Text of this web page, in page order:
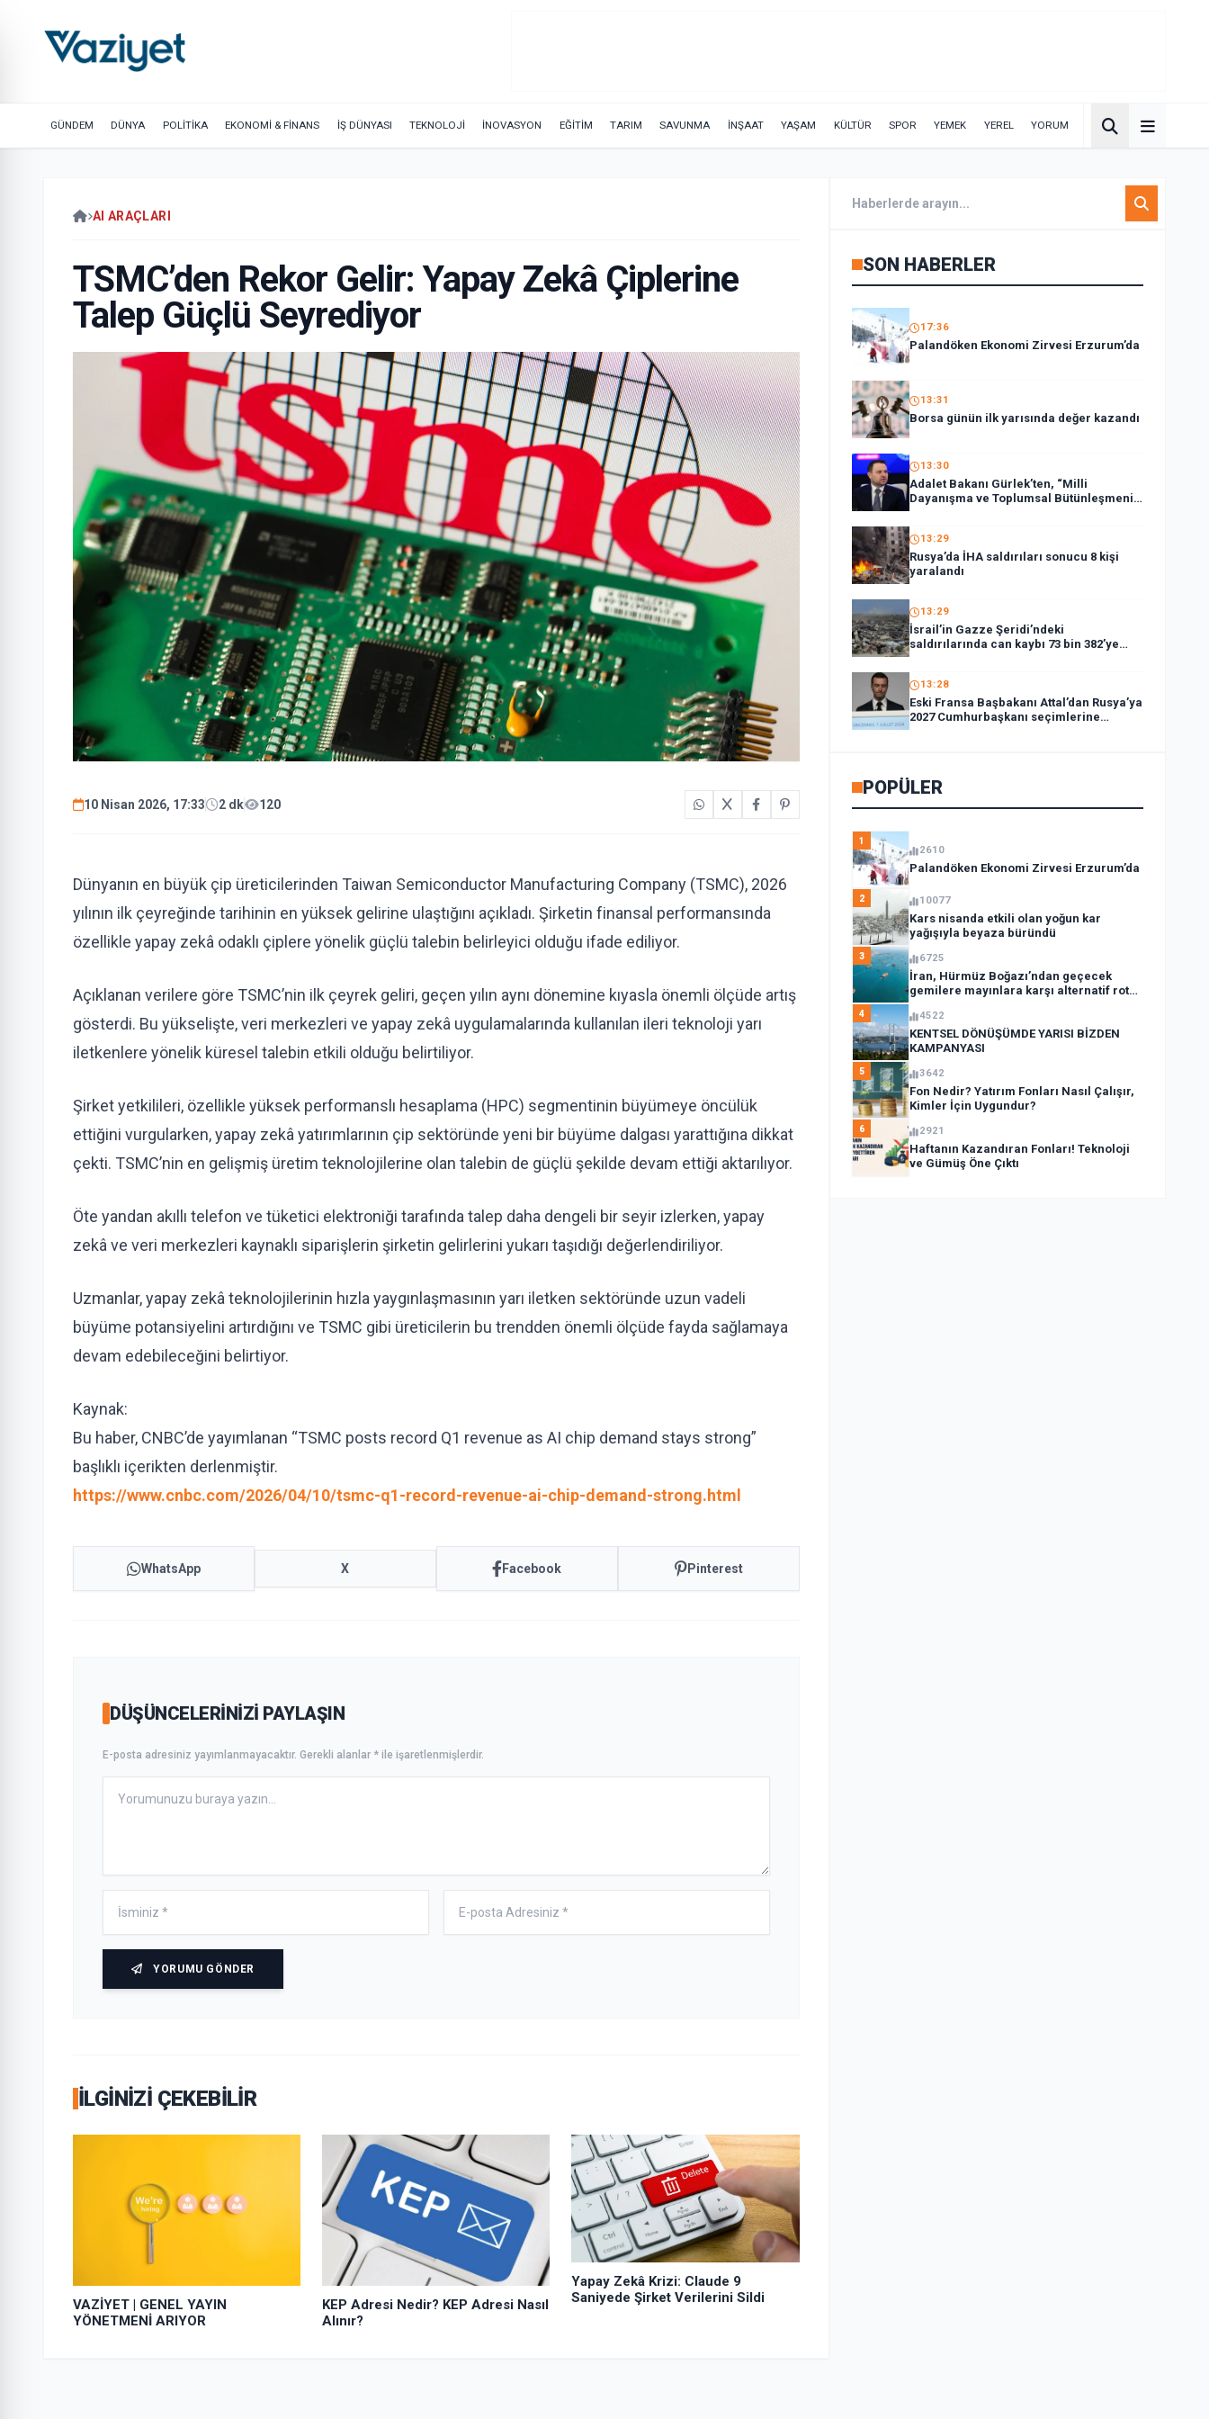
GÜNDEM DÜNYA POLİTİKA EKONOMİ & FİNANS İŞ DÜNYASI TEKNOLOJİ İNOVASYON EĞİTİM TARIM SAVUNMA İNŞAAT YAŞAM KÜLTÜR SPOR YEMEK YEREL YORUM
AI ARAÇLARI
TSMC’den Rekor Gelir: Yapay Zekâ Çiplerine
Talep Güçlü Seyrediyor
10 Nisan 2026, 17:33 2 dk 120
Dünyanın en büyük çip üreticilerinden Taiwan Semiconductor Manufacturing Company (TSMC), 2026
yılının ilk çeyreğinde tarihinin en yüksek gelirine ulaştığını açıkladı. Şirketin finansal performansında
özellikle yapay zekâ odaklı çiplere yönelik güçlü talebin belirleyici olduğu ifade ediliyor.
Açıklanan verilere göre TSMC’nin ilk çeyrek geliri, geçen yılın aynı dönemine kıyasla önemli ölçüde artış
gösterdi. Bu yükselişte, veri merkezleri ve yapay zekâ uygulamalarında kullanılan ileri teknoloji yarı
iletkenlere yönelik küresel talebin etkili olduğu belirtiliyor.
Şirket yetkilileri, özellikle yüksek performanslı hesaplama (HPC) segmentinin büyümeye öncülük
ettiğini vurgularken, yapay zekâ yatırımlarının çip sektöründe yeni bir büyüme dalgası yarattığına dikkat
çekti. TSMC’nin en gelişmiş üretim teknolojilerine olan talebin de güçlü şekilde devam ettiği aktarılıyor.
Öte yandan akıllı telefon ve tüketici elektroniği tarafında talep daha dengeli bir seyir izlerken, yapay
zekâ ve veri merkezleri kaynaklı siparişlerin şirketin gelirlerini yukarı taşıdığı değerlendiriliyor.
Uzmanlar, yapay zekâ teknolojilerinin hızla yaygınlaşmasının yarı iletken sektöründe uzun vadeli
büyüme potansiyelini artırdığını ve TSMC gibi üreticilerin bu trendden önemli ölçüde fayda sağlamaya
devam edebileceğini belirtiyor.
Kaynak:
Bu haber, CNBC’de yayımlanan “TSMC posts record Q1 revenue as AI chip demand stays strong”
başlıklı içerikten derlenmiştir.
https://www.cnbc.com/2026/04/10/tsmc-q1-record-revenue-ai-chip-demand-strong.html
WhatsApp X Facebook Pinterest
DÜŞÜNCELERINIZI PAYLAŞIN
E-posta adresiniz yayımlanmayacaktır. Gerekli alanlar * ile işaretlenmişlerdir.
YORUMU GÖNDER
İLGINIZI ÇEKEBILIR
VAZİYET | GENEL YAYIN
YÖNETMENİ ARIYOR
KEP Adresi Nedir? KEP Adresi Nasıl
Alınır?
Yapay Zekâ Krizi: Claude 9
Saniyede Şirket Verilerini Sildi
SON HABERLER
17:36
Palandöken Ekonomi Zirvesi Erzurum’da
13:31
Borsa günün ilk yarısında değer kazandı
13:30
Adalet Bakanı Gürlek’ten, “Milli
Dayanışma ve Toplumsal Bütünleşmenin
Güçlendirilmesi Kanun Teklifi”ne ilişkin
paylaşım:
13:29
Rusya’da İHA saldırıları sonucu 8 kişi
yaralandı
13:29
İsrail’in Gazze Şeridi’ndeki
saldırılarında can kaybı 73 bin 382’ye
yükseldi
13:28
Eski Fransa Başbakanı Attal’dan Rusya’ya
2027 Cumhurbaşkanı seçimlerine
müdahale suçlaması:
POPÜLER
1
2610
Palandöken Ekonomi Zirvesi Erzurum’da
2 10077
Kars nisanda etkili olan yoğun kar
yağışıyla beyaza büründü
3 6725
İran, Hürmüz Boğazı’ndan geçecek
gemilere mayınlara karşı alternatif rota
4 4522
KENTSEL DÖNÜŞÜMDE YARISI BİZDEN
KAMPANYASI
5 3642
Fon Nedir? Yatırım Fonları Nasıl Çalışır,
Kimler İçin Uygundur?
6 2921
Haftanın Kazandıran Fonları! Teknoloji
ve Gümüş Öne Çıktı